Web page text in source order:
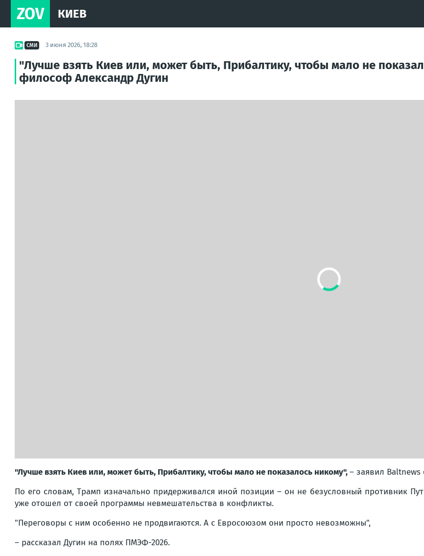
ZOV КИЕВ
СМИ 3 июня 2026, 18:28
"Лучше взять Киев или, может быть, Прибалтику, чтобы мало не
философ Александр Дугин
"Лучше взять Киев или, может быть, Прибалтику, чтобы мало не показалось никому",– заявил
По его словам, Трамп изначально придерживался иной позиции – он не безусловный противник
уже отошел от своей программы невмешательства в конфликты.
"Переговоры с ним особенно не продвигаются. А с Евросоюзом они просто невозможны",
– рассказал Дугин на полях ПМЭФ-2026.